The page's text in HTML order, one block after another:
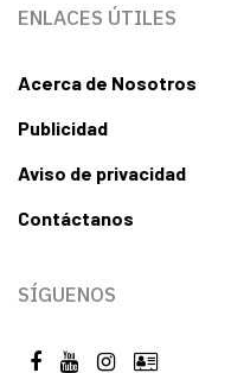
ENLACES ÚTILES
Acerca de Nosotros
Publicidad
Aviso de privacidad
Contáctanos
SÍGUENOS